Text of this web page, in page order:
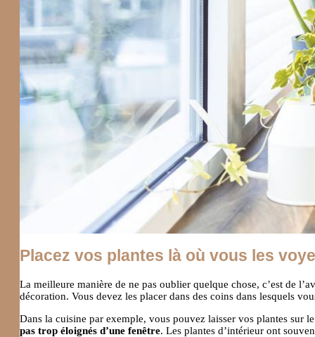
Placez vos plantes là où vous les
La meilleure manière de ne pas oublier quelque chose, c’est de
décoration. Vous devez les placer dans des coins dans lesquels
Dans la cuisine par exemple, vous pouvez laisser vos plantes sur
pas trop éloignés d’une fenêtre. Les plantes d’intérieur ont